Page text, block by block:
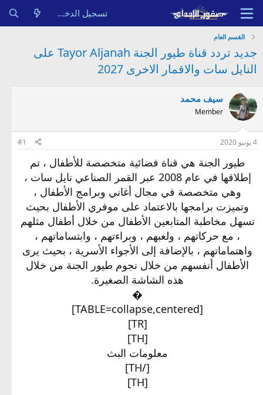
تسجيل الدخول
القسم العام
جديد تردد قناة طيور الجنة Tayor Aljanah على
النايل سات والاقمار الاخرى 2027
سيف محمد
Member
4 يونيو 2020 #1
طيور الجنة هي قناة فضائية متخصصة للأطفال ، تم
إطلاقها في عام 2008 عبر القمر الصناعي نايل سات ،
وهي متخصصة في مجال أغاني وبرامج الأطفال ،
وتميزت برامجها بالاعتماد على موفري الأطفال بحيث
تسهل مخاطبة المتابعين الأطفال من خلال أطفال مثلهم
، مع حركاتهم ، ولعبهم ، وبراءتهم ، وابتساماتهم ،
واهتماماتهم ، بالإضافة إلى الأجواء الأسرية ، بحيث يرى
الأطفال أنفسهم من خلال نجوم طيور الجنة من خلال
هذه الشاشة الصغيرة.
�​
[TABLE=collapse,centered]
[TR]
[TH]
معلومات البث​
[/TH]
[TH]